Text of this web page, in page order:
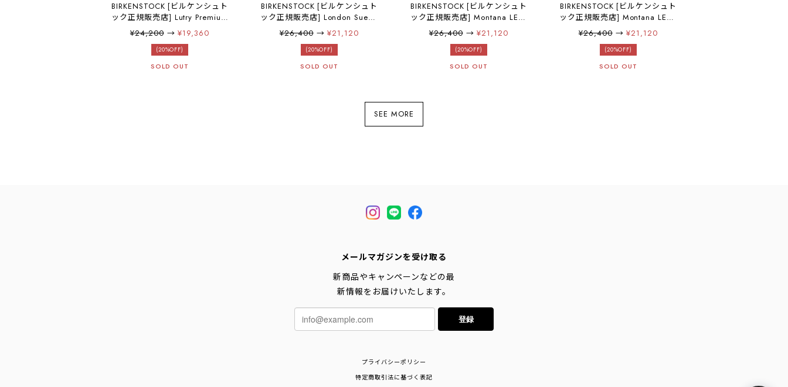
BIRKENSTOCK [ビルケンシュト
ック正規販売店] Lutry Premium
Suede -Regular- 幅広
[1025293] ルトリー プレミアム
スエード・スエードレザー・本
革・【ワイズ レギュラータイ
¥24,200→¥19,360
(20%OFF)
SOLD OUT
BIRKENSTOCK [ビルケンシュト
ック正規販売店] London Suede
LEVE -Regular- 幅広 [1010503]
ロンドン スエードレザー/ベロ
ア/横幅レギュラー・本革・シー
ムレスデザイン・レザーシュー
¥26,400→¥21,120
(20%OFF)
SOLD OUT
BIRKENSTOCK [ビルケンシュト
ック正規販売店] Montana LEOI
-Regular 幅広 [199261] モンタ
ナ・オイルドナチュラルレザー -
ブラック・ポルトガル製・フッ
トヘッド "Made in
¥26,400→¥21,120
(20%OFF)
SOLD OUT
BIRKENSTOCK [ビルケンシュト
ック正規販売店] Montana LEVE
-Regular- 幅広
[1010515/Taupe] モンタナ・ス
エードレザー - ベージュ・
Taupe・ポルトガル製・フット
¥26,400→¥21,120
(20%OFF)
SOLD OUT
SEE MORE
メールマガジンを受け取る
新商品やキャンペーンなどの最
新情報をお届けいたします。
登録
プライバシーポリシー
特定商取引法に基づく表記